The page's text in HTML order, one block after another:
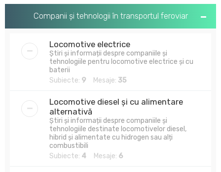
Companii și tehnologii în transportul feroviar
Locomotive electrice
Știri și informații despre companiile și
tehnologiile pentru locomotive electrice și cu
baterii
Subiecte: 9 Mesaje: 35
Locomotive diesel și cu alimentare
alternativă
Știri și informații despre companiile și
tehnologiile destinate locomotivelor diesel,
hibrid și alimentate cu hidrogen sau alți
combustibili
Subiecte: 4 Mesaje: 6